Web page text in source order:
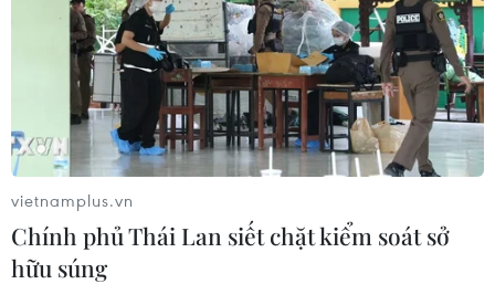
vietnamplus.vn
Chính phủ Thái Lan siết chặt kiểm soát sở
hữu súng